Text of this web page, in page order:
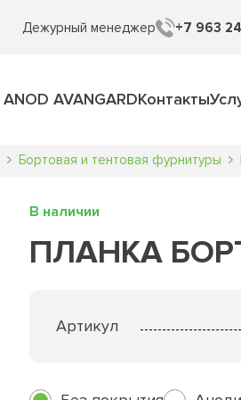
Дежурный менеджер +7 963
ANOD AVANGARDКонтакты
Бортовая и тентовая фурнитуры
В наличии
ПЛАНКА
Артикул